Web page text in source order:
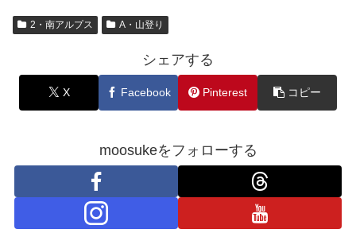
2・南アルプス A・山登り
シェアする
X Facebook Pinterest コピー
moosukeをフォローする